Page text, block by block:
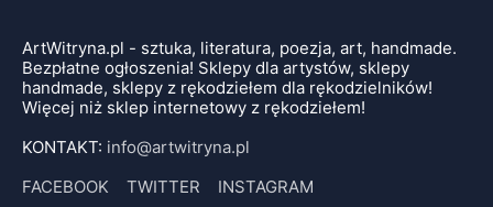
ArtWitryna.pl - sztuka, literatura, poezja, art, handmade.
Bezpłatne ogłoszenia! Sklepy dla artystów, sklepy
handmade, sklepy z rękodziełem dla rękodzielników!
Więcej niż sklep internetowy z rękodziełem!
KONTAKT: info@artwitryna.pl
FACEBOOK
TWITTER
INSTAGRAM